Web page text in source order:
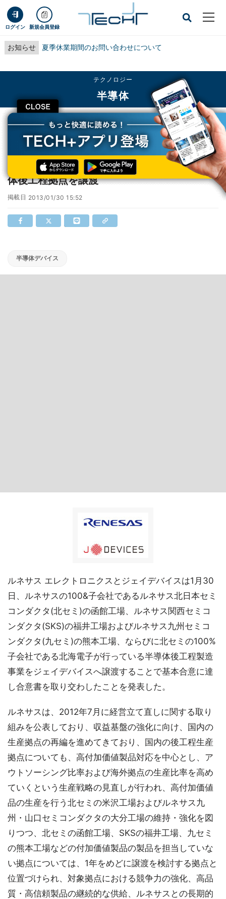
ログイン 新規会員登録
お知らせ 夏季休業期間のお問い合わせについて
CLOSE
テクノロジー
半導体
TECH+ テクノロジー
半導体
ルネサス、ジェイデバイスに国内の一部半導体後工程拠点を譲渡
ルネサス、ジェイデバイスに国内の一部半導
体後工程拠点を譲渡
掲載日 2013/01/30 15:52
半導体デバイス
ルネサス エレクトロニクスとジェイデバイスは1月30
日、ルネサスの100&子会社であるルネサス北日本セミ
コンダクタ(北セミ)の函館工場、ルネサス関西セミコ
ンダクタ(SKS)の福井工場およびルネサス九州セミコ
ンダクタ(九セミ)の熊本工場、ならびに北セミの100%
子会社である北海電子が行っている半導体後工程製造
事業をジェイデバイスへ譲渡することで基本合意に達
し合意書を取り交わしたことを発表した。
ルネサスは、2012年7月に経営立て直しに関する取り
組みを公表しており、収益基盤の強化に向け、国内の
生産拠点の再編を進めてきており、国内の後工程生産
拠点についても、高付加価値製品対応を中心とし、ア
ウトソーシング比率および海外拠点の生産比率を高め
ていくという生産戦略の見直しが行われ、高付加価値
品の生産を行う北セミの米沢工場およびルネサス九
州・山口セミコンダクタの大分工場の維持・強化を図
りつつ、北セミの函館工場、SKSの福井工場、九セミ
の熊本工場などの付加価値製品の製品を担当していな
い拠点については、1年をめどに譲渡を検討する拠点と
位置づけられ、対象拠点における競争力の強化、高品
質・高信頼製品の継続的な供給、ルネサスとの長期的